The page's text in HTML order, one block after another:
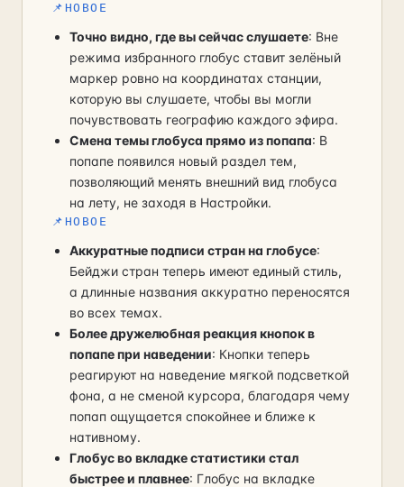
📌 НОВОЕ
Точно видно, где вы сейчас слушаете: Вне
режима избранного глобус ставит зелёный
маркер ровно на координатах станции,
которую вы слушаете, чтобы вы могли
почувствовать географию каждого эфира.
Смена темы глобуса прямо из попапа: В
попапе появился новый раздел тем,
позволяющий менять внешний вид глобуса
на лету, не заходя в Настройки.
📌 НОВОЕ
Аккуратные подписи стран на глобусе:
Бейджи стран теперь имеют единый стиль,
а длинные названия аккуратно переносятся
во всех темах.
Более дружелюбная реакция кнопок в
попапе при наведении: Кнопки теперь
реагируют на наведение мягкой подсветкой
фона, а не сменой курсора, благодаря чему
попап ощущается спокойнее и ближе к
нативному.
Глобус во вкладке статистики стал
быстрее и плавнее: Глобус на вкладке